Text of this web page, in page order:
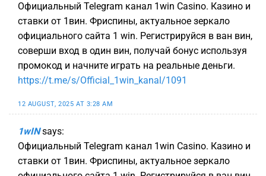
Официальный Telegram канал 1win Casinо. Казинo и
ставки от 1вин. Фриспины, актуальное зеркало
официального сайта 1 win. Регистрируйся в ван вин,
соверши вход в один вин, получай бонус используя
промокод и начните играть на реальные деньги.
https://t.me/s/Official_1win_kanal/1091
12 AUGUST, 2025 AT 3:28 AM
1wIN says:
Официальный Telegram канал 1win Casinо. Казинo и
ставки от 1вин. Фриспины, актуальное зеркало